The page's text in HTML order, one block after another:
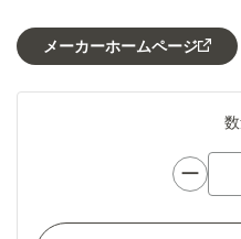
数
ー
メーカーホームページ